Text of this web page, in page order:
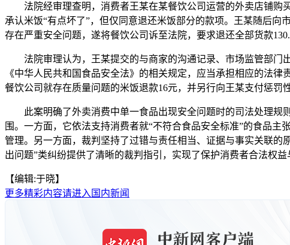
法院经审理查明，消费者王某在某餐饮公司运营的外卖店铺购买
承认米饭“有点坏了”，但仅同意退还米饭部分的款项。王某随后
存在严重安全问题，遂将餐饮公司诉至法院，要求退还全部货款
法院审理认为，王某提交的与商家的沟通记录、市场监管部门
《中华人民共和国食品安全法》的相关规定，应当承担相应的法
餐饮公司就存在质量问题的米饭退款16元，并另行向王某支付惩罚性
此案明确了外卖消费中单一食品出现安全问题时的司法处理规
围。一方面，它依法支持消费者就“不符合食品安全标准”的食品
管理。另一方面，裁判坚持了过错与责任相当、证据与事实关联
出问题”类纠纷提供了清晰的裁判指引，实现了保护消费者合法权
【编辑:于晓】
更多精彩内容请进入国内新闻